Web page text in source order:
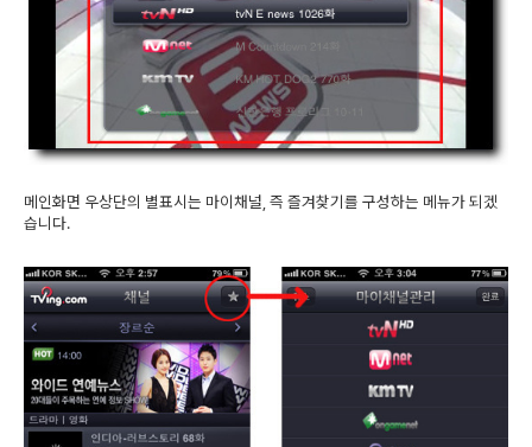
메인화면 우상단의 별표시는 마이채널, 즉 즐겨찾기를 구성하는 메뉴가 되겠
습니다.